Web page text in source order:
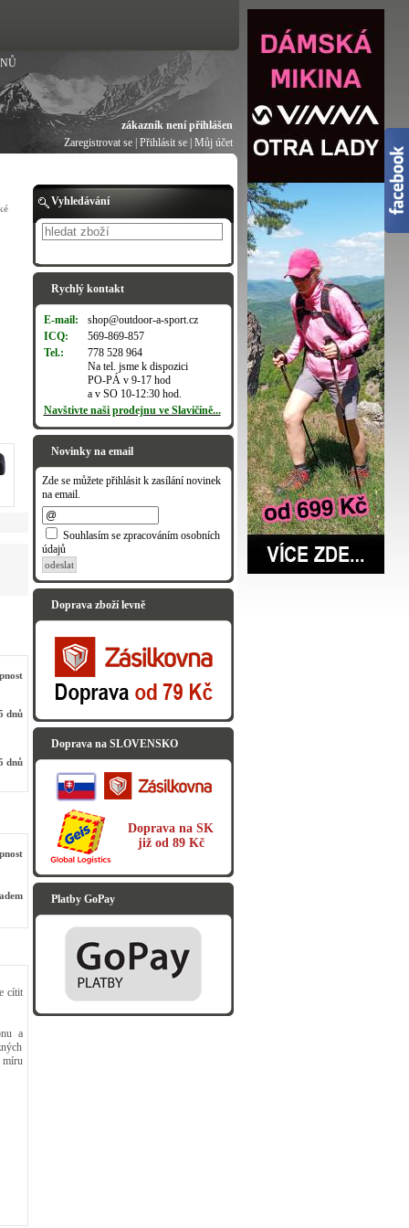
zákazník není přihlášen
Zaregistrovat se| Přihlásit se| Můj účet
dnů
dnů
cítit
a
míru
Vyhledávání
Rychlý kontakt
E-mail:
shop@outdoor-a-sport.cz
ICQ:
569-869-857
Tel.:
778 528 964
Na tel. jsme k dispozici
PO-PÁ v 9-17 hod
a v SO 10-12:30 hod.
Navštivte naši prodejnu ve Slavičíně...
Novinky na email
Zde se můžete přihlásit k zasílání novinek
na email.
Souhlasím se zpracováním osobních
údajů
odeslat
Doprava zboží levně
Doprava na SLOVENSKO
Doprava na SK
již od 89 Kč
Platby GoPay